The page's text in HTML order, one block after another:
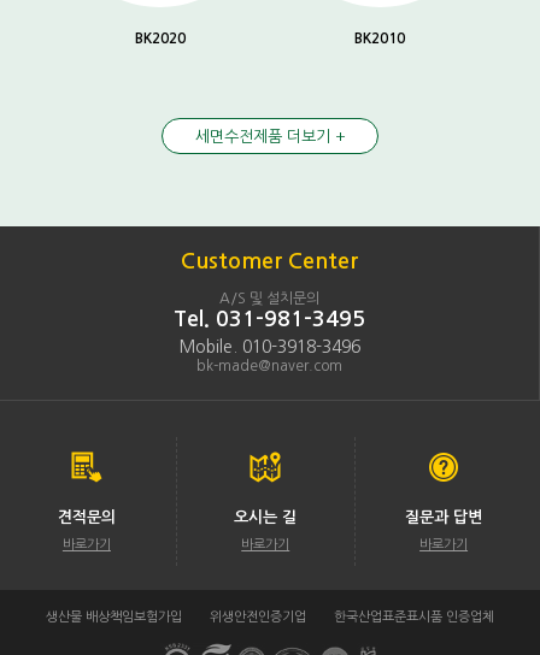
BK2020 BK2010
세면수전제품 더보기 +
Customer Center
A/S 및 설치문의
Tel. 031-981-3495
Mobile. 010-3918-3496
bk-made@naver.com
견적문의
바로가기
오시는 길
바로가기
질문과 답변
바로가기
생산물 배상책임보험가입 위생안전인증기업 한국산업표준표시품 인증업체